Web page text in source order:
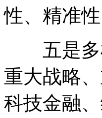
性、精准
五是多
重大战略
科技金融